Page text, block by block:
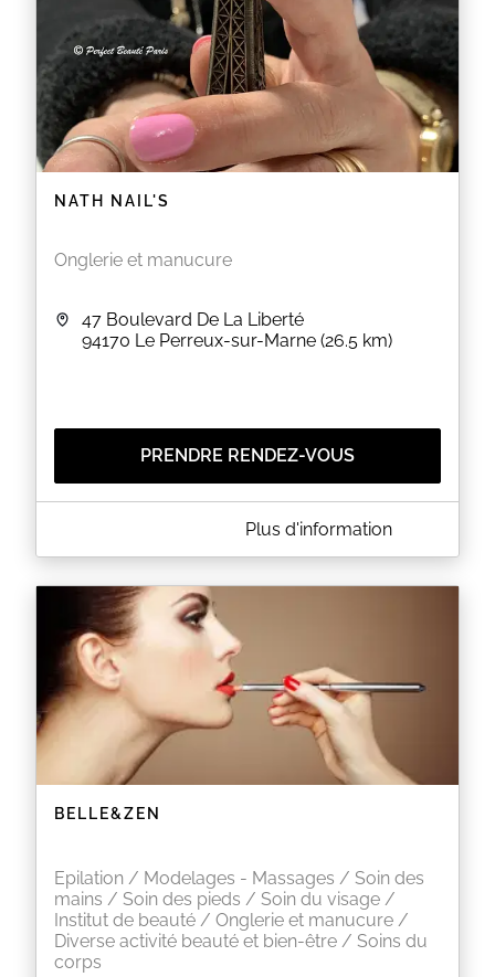
NATH NAIL'S
Onglerie et manucure
47 Boulevard De La Liberté
94170 Le Perreux-sur-Marne (26.5 km)
PRENDRE RENDEZ-VOUS
A PROPOS DE NATH NAIL'S
Nath Nail's
POUR TOUTES LES PRESTATIONS DU SALON EN
SUPPLEMENT :
- La French +5€
- Le Baby-Boomer +5€
Nathalie vous accueille dans un cadre sobre, propre
et qui respecte les conditions d'hygiène.
EN SAVOIR PLUS
Plus d'information
BELLE&ZEN
Epilation / Modelages - Massages / Soin des
mains / Soin des pieds / Soin du visage /
Institut de beauté / Onglerie et manucure /
Diverse activité beauté et bien-être / Soins du
corps